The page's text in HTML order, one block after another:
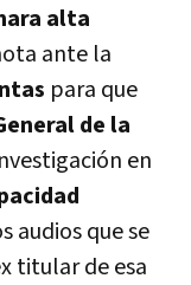
alta
ante la
para que
de la
en
audios que se
titular de esa